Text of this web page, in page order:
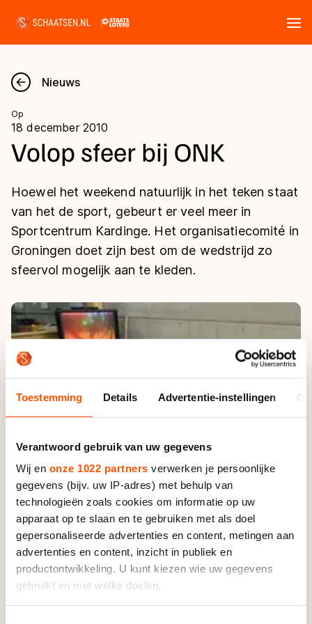
Toestemming Details Advertentie-instellingen
Verantwoord gebruik van uw gegevens
Wij en onze 1022 partners verwerken je persoonlijke
gegevens (bijv. uw IP-adres) met behulp van
technologieën zoals cookies om informatie op uw
apparaat op te slaan en te gebruiken met als doel
gepersonaliseerde advertenties en content, metingen aan
advertenties en content, inzicht in publiek en
productontwikkeling. U kunt kiezen wie uw gegevens
gebruikt en met welke doelen.
Nieuws
Kalender
Marathon
Langebaan
Shorttrack
Kunstschaatsen
Schoonrijden
Natuurijs
Uitslagen
Langebaan
Marathon
Inlineskaten
Kunstschaatsen
Tijden & historie
Ranglijsten Langebaan
Persoonlijke records & tijden
Historie & statistiek
De weg op
Deze zomer de weg op
Waar kan ik schaatsen en skaten?
Schaatsfans
Alles voor jou als schaatsfan
Evenementen
Tickets
Livestreams
Word schaatsfan!
Winacties
Olympische Spelen
Medaille overzicht
Medaillespiegel
Olympische uitslagen
Van Jong tot Goud verhalen
Nieuws
Op
18 december 2010
Volop sfeer bij ONK
Hoewel het weekend natuurlijk in het teken staat
van het de sport, gebeurt er veel meer in
Sportcentrum Kardinge. Het organisatiecomité in
Groningen doet zijn best om de wedstrijd zo
sfeervol mogelijk aan te kleden.